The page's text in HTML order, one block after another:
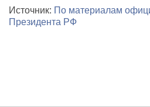
Источник: По материалам
Президента РФ